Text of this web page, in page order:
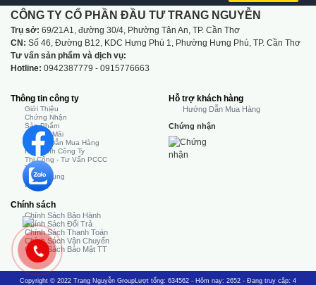
CÔNG TY CỔ PHẦN ĐẦU TƯ TRANG NGUYỄN
Trụ sở: 69/21A1, đường 30/4, Phường Tân An, TP. Cần Thơ
CN: Số 46, Đường B12, KDC Hưng Phú 1, Phường Hưng Phú, TP. Cần Thơ
Tư vấn sản phẩm và dịch vụ:
Hotline: 0942387779 - 0915776663
Thông tin công ty
Giới Thiệu
Chứng Nhận
Sản Phẩm
Khuyến Mãi
Hướng Dẫn Mua Hàng
Hình Ảnh Công Ty
Thi Công - Tư Vấn PCCC
Tin Tức
Tuyển Dụng
Liên Hệ
Chính sách
Chính Sách Bảo Hành
Chính Sách Đổi Trả
Chính Sách Thanh Toán
Chính Sách Vận Chuyển
Chính Sách Bảo Mật TT
Hỗ trợ khách hàng
Hướng Dẫn Mua Hàng
Chứng nhận
Copyright © 2022 Trang Nguyễn Group Lượt tổng: 634562 - Hôm nay: 2652 - Đang truy cập: 4